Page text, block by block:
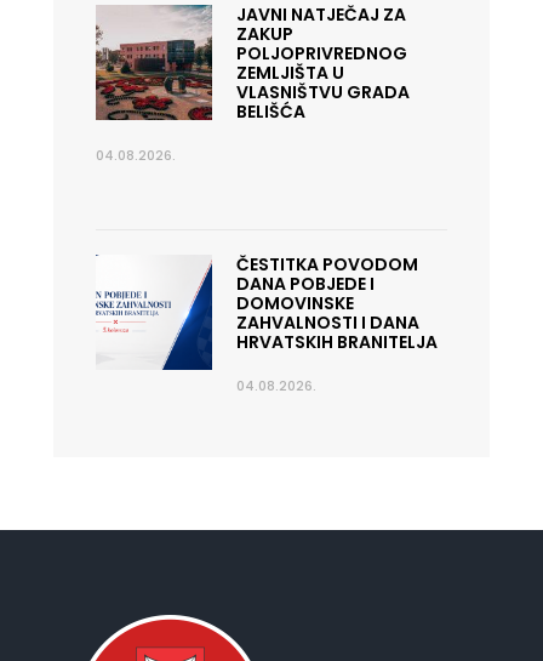
JAVNI NATJEČAJ ZA
ZAKUP
POLJOPRIVREDNOG
ZEMLJIŠTA U
VLASNIŠTVU GRADA
BELIŠĆA
04.08.2026.
ČESTITKA POVODOM
DANA POBJEDE I
DOMOVINSKE
ZAHVALNOSTI I DANA
HRVATSKIH BRANITELJA
04.08.2026.